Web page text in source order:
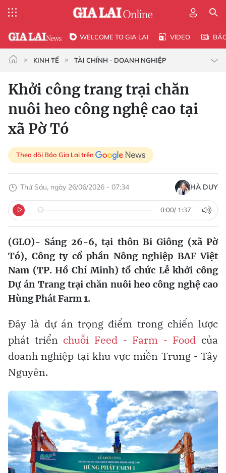
WELCOME TO GIA LAI VIDEO
KINH TẾ TÀI CHÍNH - DOANH NGHIỆP
Khởi công trang trại chăn
nuôi heo công nghệ cao tại
xã Pờ Tó
Theo dõi Báo Gia Lai trên
Thứ Sáu, ngày 26/06/2026 - 07:34 HÀ DUY
0:00/ 1:37
(GLO)- Sáng 26-6, tại thôn Bi Giông (xã Pờ
Tó), Công ty cổ phần Nông nghiệp BAF Việt
Nam (TP. Hồ Chí Minh) tổ chức Lễ khởi công
Dự án Trang trại chăn nuôi heo công nghệ cao
Hùng Phát Farm 1.
Đây là dự án trọng điểm trong chiến lược
phát triển chuỗi Feed - Farm - Food của
doanh nghiệp tại khu vực miền Trung - Tây
Nguyên.